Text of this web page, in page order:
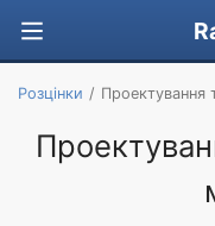
Розцінки Проектування